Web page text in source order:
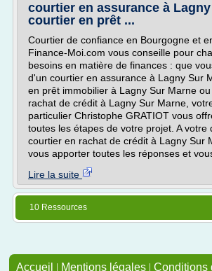
courtier en assurance à
courtier en prêt ...
Courtier de confiance en Bourgogne et
Finance-Moi.com vous conseille pour
besoins en matière de finances : que
d'un courtier en assurance à Lagny Sur
en prêt immobilier à Lagny Sur Marne
rachat de crédit à Lagny Sur Marne,
particulier Christophe GRATIOT vous
toutes les étapes de votre projet. A votre
courtier en rachat de crédit à Lagny Sur
vous apporter toutes les réponses et
Lire la suite
10 Ressources
Accueil | Mentions légales | Conditions